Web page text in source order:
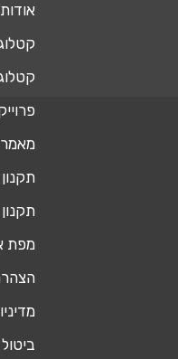
אודות
מפת